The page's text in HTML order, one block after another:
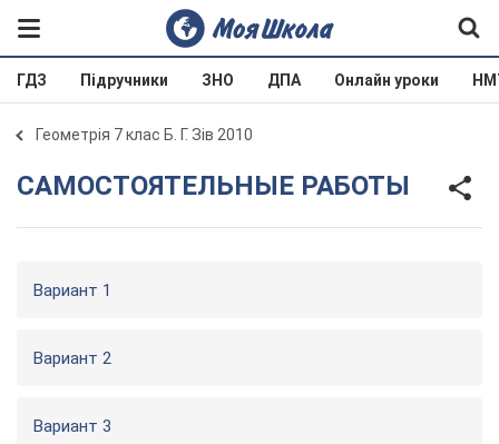
ГДЗ Підручники ЗНО ДПА Онлайн уроки
Геометрія 7 клас Б. Г. Зів 2010
САМОСТОЯТЕЛЬНЫЕ РАБОТЫ
Вариант 1
Вариант 2
Вариант 3